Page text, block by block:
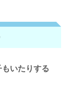
いたりする